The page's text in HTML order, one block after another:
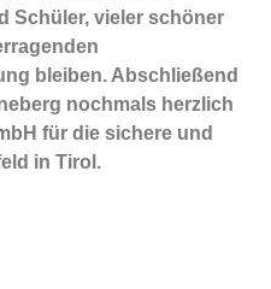
Schüler, vieler schöner
bleiben. Abschließend
nochmals herzlich
für die sichere und
in Tirol.